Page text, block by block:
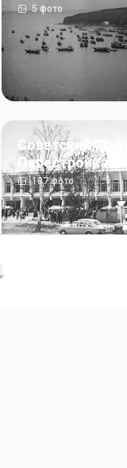
5фото
Советский
Перестройка:
187фото